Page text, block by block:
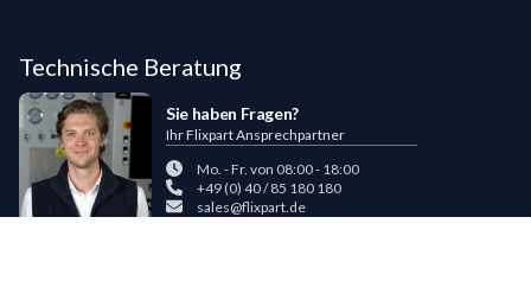
Technische Beratung
Sie haben Fragen?
Ihr Flixpart Ansprechpartner
Mo. - Fr. von 08:00 - 18:00
+49 (0) 40 / 85 180 180
sales@flixpart.de